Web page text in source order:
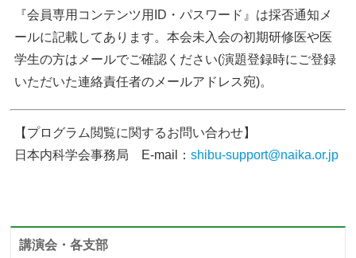
『会員専用コンテンツ用ID・パスワード』は採否通知メ
ールに記載してあります。本会未入会の初期研修医や医
学生の方はメールでご確認ください(演題登録時にご登録
いただいた連絡責任者のメールアドレス宛)。
【プログラム閲覧に関するお問い合わせ】
日本内科学会事務局 E-mail：shibu-support@naika.or.jp
講演会・各支部